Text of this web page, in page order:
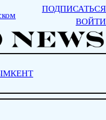
ПОДПИСАТЬСЯ
ВОЙТИ